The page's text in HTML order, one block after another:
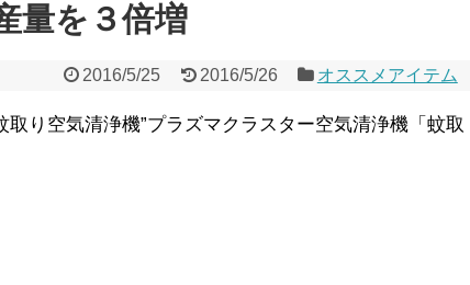
量を３倍増
2016/5/25 2016/5/26 オススメアイテム
取り空気清浄機”プラズマクラスター空気清浄機「蚊取